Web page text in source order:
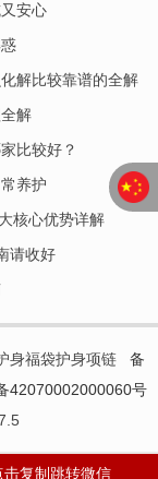
安心
解比较靠谱的全解
解
比较好？
养护
核心优势详解
请收好
身福袋护身项链备
42070002000060号
击复制跳转微信